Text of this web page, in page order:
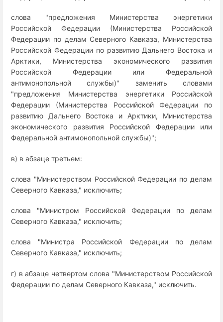
слова "предложения Министерства энергетики
Российской Федерации (Министерства Российской
Федерации по делам Северного Кавказа, Министерства
Российской Федерации по развитию Дальнего Востока и
Арктики, Министерства экономического развития
Российской Федерации или Федеральной
антимонопольной службы)" заменить словами
"предложения Министерства энергетики Российской
Федерации (Министерства Российской Федерации по
развитию Дальнего Востока и Арктики, Министерства
экономического развития Российской Федерации или
Федеральной антимонопольной службы)";
в) в абзаце третьем:
слова "Министерством Российской Федерации по делам
Северного Кавказа," исключить;
слова "Министром Российской Федерации по делам
Северного Кавказа," исключить;
слова "Министра Российской Федерации по делам
Северного Кавказа," исключить;
г) в абзаце четвертом слова "Министерством Российской
Федерации по делам Северного Кавказа," исключить.